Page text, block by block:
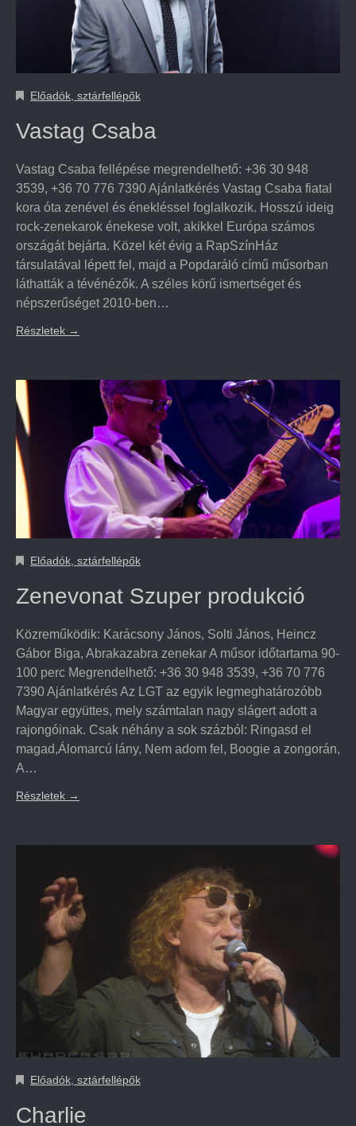
Előadók, sztárfellépők
Vastag Csaba
Vastag Csaba fellépése megrendelhető: +36 30 948
3539, +36 70 776 7390 Ajánlatkérés Vastag Csaba fiatal
kora óta zenével és énekléssel foglalkozik. Hosszú ideig
rock-zenekarok énekese volt, akikkel Európa számos
országát bejárta. Közel két évig a RapSzínHáz
társulatával lépett fel, majd a Popdaráló című műsorban
láthatták a tévénézők. A széles körű ismertséget és
népszerűséget 2010-ben…
Részletek →
Előadók, sztárfellépők
Zenevonat Szuper produkció
Közreműködik: Karácsony János, Solti János, Heincz
Gábor Biga, Abrakazabra zenekar A műsor időtartama 90-
100 perc Megrendelhető: +36 30 948 3539, +36 70 776
7390 Ajánlatkérés Az LGT az egyik legmeghatározóbb
Magyar együttes, mely számtalan nagy slágert adott a
rajongóinak. Csak néhány a sok százból: Ringasd el
magad,Álomarcú lány, Nem adom fel, Boogie a zongorán,
A…
Részletek →
Előadók, sztárfellépők
Charlie